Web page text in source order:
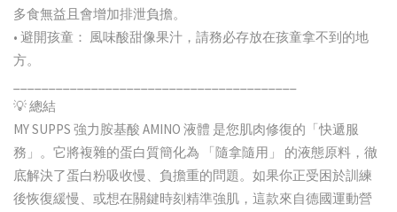
多食無益且會增加排泄負擔。
• 避開孩童： 風味酸甜像果汁，請務必存放在孩童拿不到的地
方。
💡 總結
MY SUPPS 強力胺基酸 AMINO 液體 是您肌肉修復的「快遞服
務」。它將複雜的蛋白質簡化為 「隨拿隨用」 的液態原料，徹
底解決了蛋白粉吸收慢、負擔重的問題。如果你正受困於訓練
後恢復緩慢、或想在關鍵時刻精準強肌，這款來自德國運動營